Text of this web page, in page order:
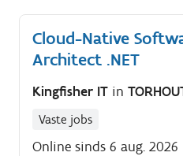
Cloud-Native
Architect .NET
Kingfisher IT in
Vaste jobs
Online sinds 6 aug. 2026